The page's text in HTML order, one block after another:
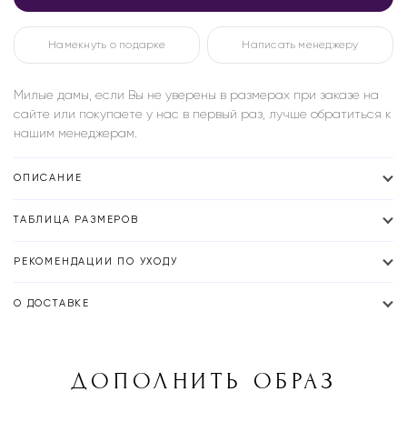
Намекнуть о подарке Написать менеджеру
Милые дамы, если Вы не уверены в размерах при заказе на
сайте или покупаете у нас в первый раз, лучше обратиться к
нашим менеджерам.
ОПИСАНИЕ
ТАБЛИЦА РАЗМЕРОВ
РЕКОМЕНДАЦИИ ПО УХОДУ
О ДОСТАВКЕ
ДОПОЛНИТЬ ОБРАЗ